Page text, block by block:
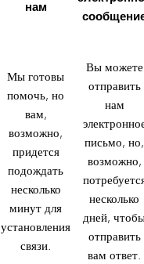
нам
Мы готовы
помочь, но
вам,
возможно,
придется
подождать
несколько
минут для
установления
связи.
Вы можете
отправить
нам
письмо, но,
возможно,
несколько
дней,
отправить
вам ответ.